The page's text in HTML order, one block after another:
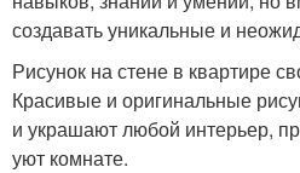
создавать уникальные и
Рисунок на стене в квартире
Красивые и оригинальные
и украшают любой интерьер,
уют комнате.